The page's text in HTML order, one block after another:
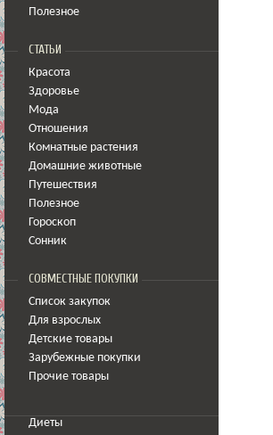
Полезное
СТАТЬИ
Красота
Здоровье
Мода
Отношения
Комнатные растения
Домашние животные
Путешествия
Полезное
Гороскоп
Сонник
СОВМЕСТНЫЕ ПОКУПКИ
Список закупок
Для взрослых
Детские товары
Зарубежные покупки
Прочие товары
Диеты